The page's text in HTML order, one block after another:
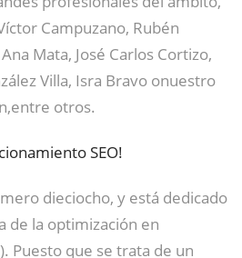
Campuzano, Rubén
Mata, José Carlos Cortizo,
Villa, Isra Bravo onuestro
otros.
SEO!
dieciocho, y está dedicado
de la optimización en
Puesto que se trata de un